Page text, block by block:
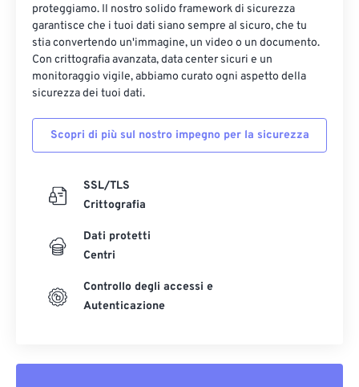
proteggiamo. Il nostro solido framework di sicurezza
garantisce che i tuoi dati siano sempre al sicuro, che tu
stia convertendo un'immagine, un video o un documento.
Con crittografia avanzata, data center sicuri e un
monitoraggio vigile, abbiamo curato ogni aspetto della
sicurezza dei tuoi dati.
Scopri di più sul nostro impegno per la sicurezza
SSL/TLS
Crittografia
Dati protetti
Centri
Controllo degli accessi e
Autenticazione